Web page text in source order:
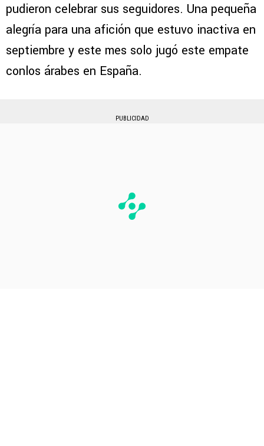
pudieron celebrar sus seguidores. Una pequeña
alegría para una afición que estuvo inactiva en
septiembre y este mes solo jugó este empate
conlos árabes en España.
PUBLICIDAD